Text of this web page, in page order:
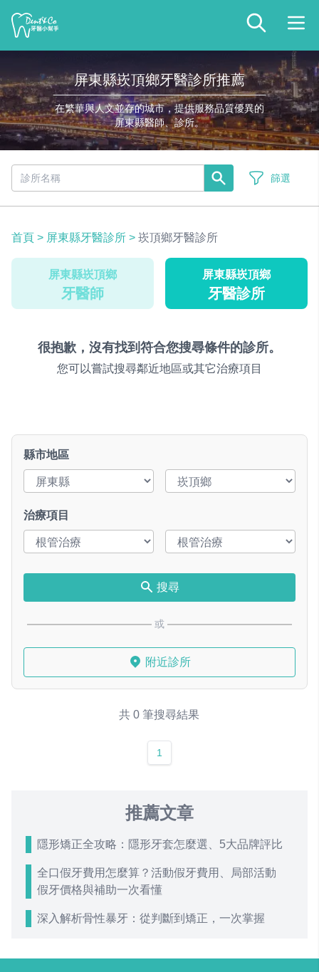
屏東縣崁頂鄉牙醫診所推薦
在繁華與人文並存的城市，提供服務品質優異的
屏東縣醫師、診所。
篩選
首頁 > 屏東縣牙醫診所 > 崁頂鄉牙醫診所
屏東縣崁頂鄉
牙醫師
屏東縣崁頂鄉
牙醫診所
很抱歉，沒有找到符合您搜尋條件的診所。
您可以嘗試搜尋鄰近地區或其它治療項目
縣市地區
治療項目
搜尋
或
附近診所
共 0 筆搜尋結果
1
推薦文章
隱形矯正全攻略：隱形牙套怎麼選、5大品牌評比
全口假牙費用怎麼算？活動假牙費用、局部活動
假牙價格與補助一次看懂
深入解析骨性暴牙：從判斷到矯正，一次掌握